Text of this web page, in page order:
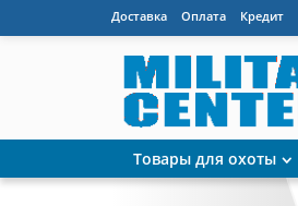
Доставка Оплата Кредит
Товары для охоты